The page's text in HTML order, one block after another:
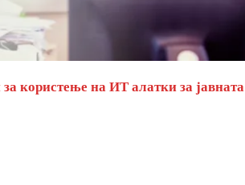
користење на ИТ алатки за јавната